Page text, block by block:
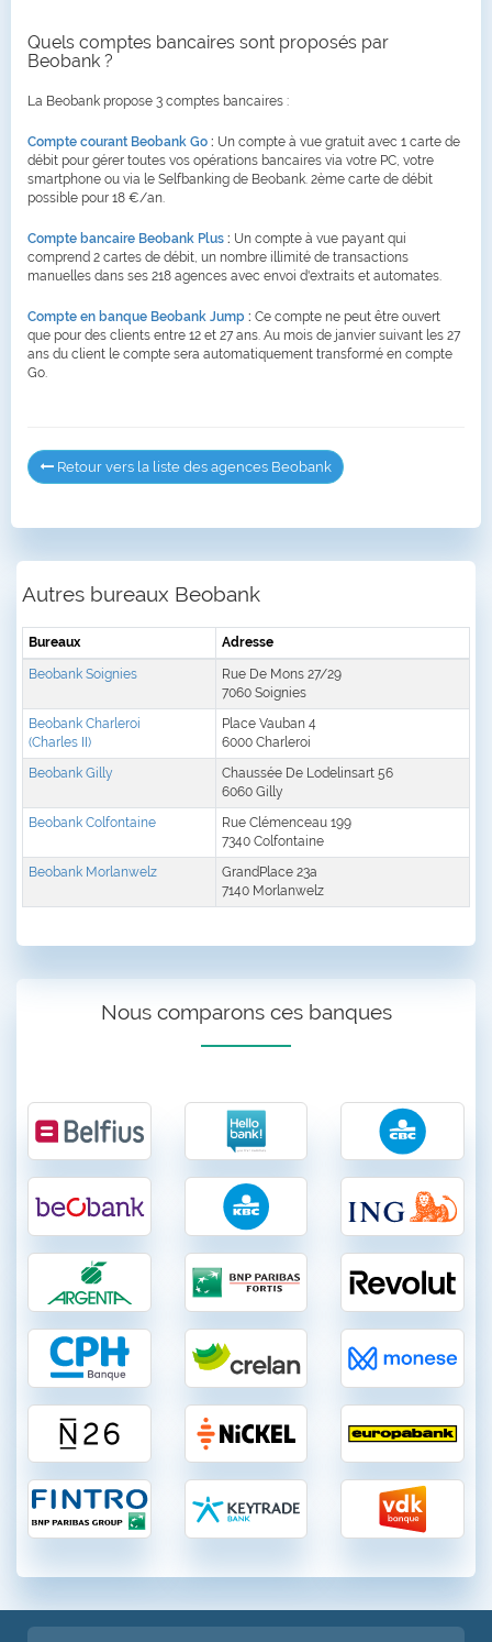
Quels comptes bancaires sont proposés par
Beobank ?
La Beobank propose 3 comptes bancaires :
Compte courant Beobank Go : Un compte à vue gratuit avec 1 carte de
débit pour gérer toutes vos opérations bancaires via votre PC, votre
smartphone ou via le Selfbanking de Beobank. 2ème carte de débit
possible pour 18 €/an.
Compte bancaire Beobank Plus : Un compte à vue payant qui
comprend 2 cartes de débit, un nombre illimité de transactions
manuelles dans ses 218 agences avec envoi d'extraits et automates.
Compte en banque Beobank Jump : Ce compte ne peut être ouvert
que pour des clients entre 12 et 27 ans. Au mois de janvier suivant les 27
ans du client le compte sera automatiquement transformé en compte
Go.
Retour vers la liste des agences Beobank
Autres bureaux Beobank
Bureaux Adresse
Beobank Soignies
Rue De Mons 27/29
7060 Soignies
Beobank Charleroi
(Charles II)
Place Vauban 4
6000 Charleroi
Beobank Gilly
Chaussée De Lodelinsart 56
6060 Gilly
Beobank Colfontaine
Rue Clémenceau 199
7340 Colfontaine
Beobank Morlanwelz
GrandPlace 23a
7140 Morlanwelz
Nous comparons ces banques